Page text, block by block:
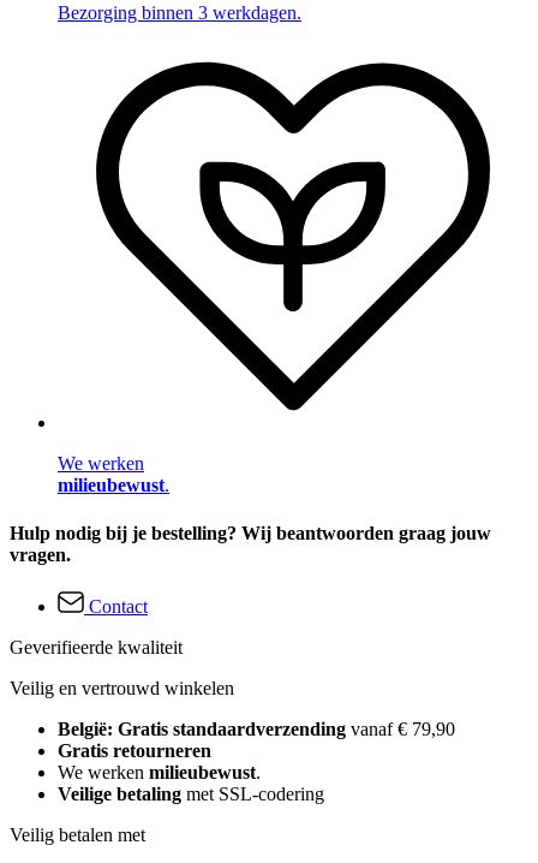
Bezorging binnen 3 werkdagen.
We werken
milieubewust.
Hulp nodig bij je bestelling? Wij beantwoorden graag jouw
vragen.
Contact
Geverifieerde kwaliteit
Veilig en vertrouwd winkelen
België: Gratis standaardverzending vanaf € 79,90
Gratis retourneren
We werken milieubewust.
Veilige betaling met SSL-codering
Veilig betalen met